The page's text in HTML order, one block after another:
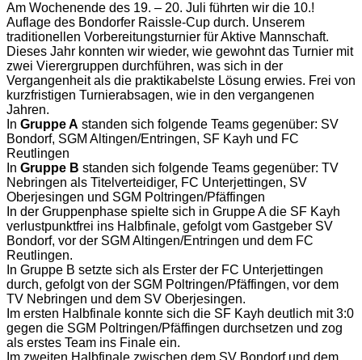
Am Wochenende des 19. – 20. Juli führten wir die 10.!
Auflage des Bondorfer Raissle-Cup durch. Unserem
traditionellen Vorbereitungsturnier für Aktive Mannschaft.
Dieses Jahr konnten wir wieder, wie gewohnt das Turnier mit
zwei Vierergruppen durchführen, was sich in der
Vergangenheit als die praktikabelste Lösung erwies. Frei von
kurzfristigen Turnierabsagen, wie in den vergangenen
Jahren.
In Gruppe A standen sich folgende Teams gegenüber: SV
Bondorf, SGM Altingen/Entringen, SF Kayh und FC
Reutlingen
In Gruppe B standen sich folgende Teams gegenüber: TV
Nebringen als Titelverteidiger, FC Unterjettingen, SV
Oberjesingen und SGM Poltringen/Pfäffingen
In der Gruppenphase spielte sich in Gruppe A die SF Kayh
verlustpunktfrei ins Halbfinale, gefolgt vom Gastgeber SV
Bondorf, vor der SGM Altingen/Entringen und dem FC
Reutlingen.
In Gruppe B setzte sich als Erster der FC Unterjettingen
durch, gefolgt von der SGM Poltringen/Pfäffingen, vor dem
TV Nebringen und dem SV Oberjesingen.
Im ersten Halbfinale konnte sich die SF Kayh deutlich mit 3:0
gegen die SGM Poltringen/Pfäffingen durchsetzen und zog
als erstes Team ins Finale ein.